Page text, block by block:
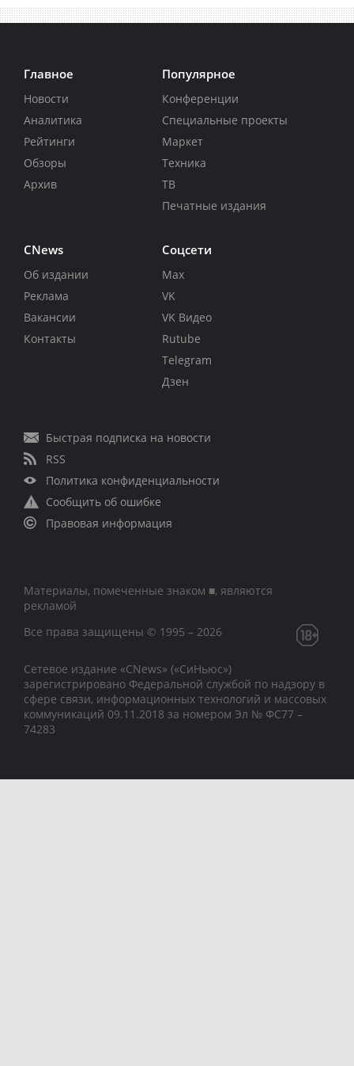
Главное
Новости
Аналитика
Рейтинги
Обзоры
Архив
Популярное
Конференции
Специальные проекты
Маркет
Техника
ТВ
Печатные издания
CNews
Об издании
Реклама
Вакансии
Контакты
Соцсети
Max
VK
VK Видео
Rutube
Telegram
Дзен
Быстрая подписка на новости
RSS
Политика конфиденциальности
Сообщить об ошибке
Правовая информация
Материалы, помеченные знаком ■, являются
рекламой
Все права защищены © 1995 – 2026
Сетевое издание «CNews» («СиНьюс»)
зарегистрировано Федеральной службой по надзору в
сфере связи, информационных технологий и массовых
коммуникаций 09.11.2018 за номером Эл № ФС77 –
74283